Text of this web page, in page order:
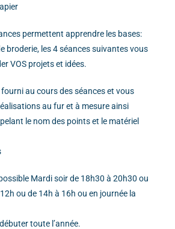
permettent apprendre les bases:
broderie, les 4 séances suivantes vous
VOS projets et idées.
au cours des séances et vous
au fur et à mesure ainsi
le nom des points et le matériel
Mardi soir de 18h30 à 20h30 ou
ou de 14h à 16h ou en journée la
toute l’année.